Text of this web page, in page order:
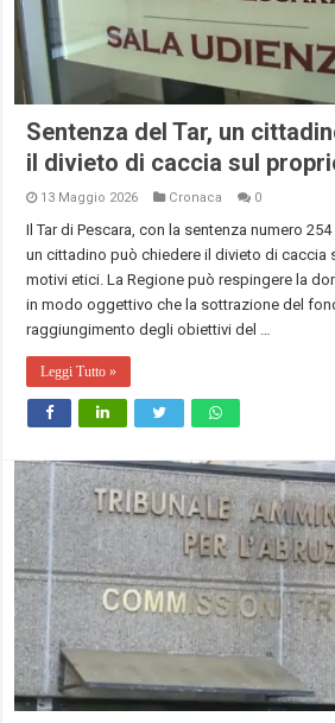
Sentenza del Tar, un
il divieto di caccia sul
13 Maggio 2026 Cronaca 0
Il Tar di Pescara, con la sentenza numero
un cittadino può chiedere il divieto di caccia
motivi etici. La Regione può respingere la
in modo oggettivo che la sottrazione del
raggiungimento degli obiettivi del …
Leggi Tutto »